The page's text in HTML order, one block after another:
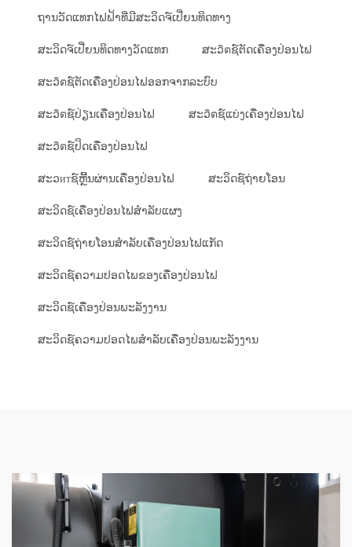
ຖານວັດແທກໄຟຟ້າທີ່ມີສະວິດຈ໌ເປີ່ຍນທິດທາງ
ສະວິດຈ໌ເປີ່ຍນທິດທາງວັດແທກ ສະວิตຊ໌ຕັດເຄື່ອງປ່ອນໄຟ
ສະວิตຊ໌ຕັດເຄື່ອງປ່ອນໄຟອອກຈາກລະບົບ
ສະວิตຊ໌ປ່ຽນເຄື່ອງປ່ອນໄຟ ສະວิตຊ໌ແບ່ງເຄື່ອງປ່ອນໄຟ
ສະວิตຊ໌ປິດເຄື່ອງປ່ອນໄຟ
ສະວитຊ໌ຫຼີ້ນຜ່ານເຄື່ອງປ່ອນໄຟ ສະວິດຊ໌ຖ່າຍໂອນ
ສະວິດຊ໌ເຄື່ອງປ່ອນໄຟສຳລັບແຜງ
ສະວິດຊ໌ຖ່າຍໂອນສຳລັບເຄື່ອງປ່ອນໄຟແກັດ
ສະວິດຊ໌ຄວາມປອດໄພຂອງເຄື່ອງປ່ອນໄຟ
ສະວິດຊ໌ເຄື່ອງປ່ອນພະລັງງານ
ສະວິດຊ໌ຄວາມປອດໄພສຳລັບເຄື່ອງປ່ອນພະລັງງານ